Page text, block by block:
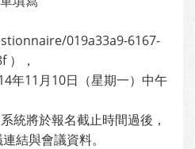
019a33a9-6167-
），
月10日（星期一）中午
將於報名截止時間過後，
結與會議資料。